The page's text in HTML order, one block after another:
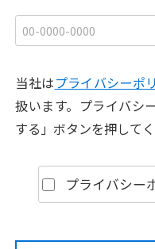
当社はプライバシーポ
扱います。 プライバシ
する」ボタンを押してく
プライバシー